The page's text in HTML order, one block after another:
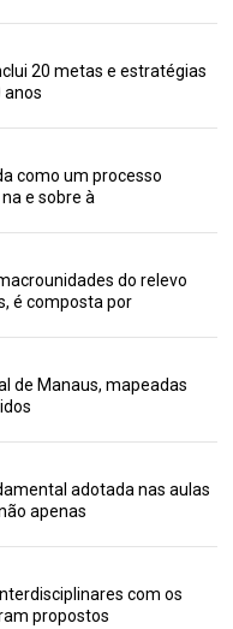
20 metas e estratégias
anos
como um processo
e sobre à
do relevo
é composta por
de Manaus, mapeadas
adotada nas aulas
apenas
com os
propostos